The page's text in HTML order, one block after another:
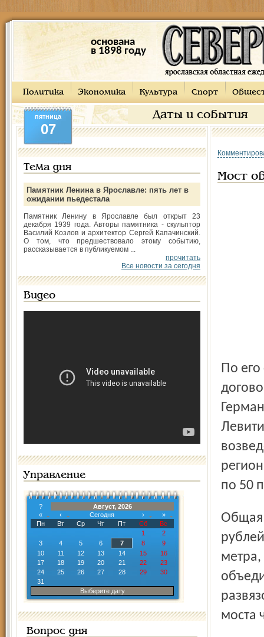
основана
в 1898 году
Политика Экономика Культура Спорт
Даты и события
пятница
07
Тема дня
Памятник Ленина в Ярославле: пять лет в
ожидании пьедестала
Памятник Ленину в Ярославле был открыт 23
декабря 1939 года. Авторы памятника - скульптор
Василий Козлов и архитектор Сергей Капачинский.
О том, что предшествовало этому событию,
рассказывается в публикуемом ...
прочитать
Все новости за сегодня
Видео
Управление
?
Август, 2026
«
‹ Сегодня ›
»
Пн
Вт Ср Чт Пт Сб
Вс
1
2
3
4 5 6 7 8
9
10
11 12 13 14 15
16
17
18 19 20 21 22
23
24
25 26 27 28 29
30
31
Выберите дату
Вопрос дня
Мост
По его словам, в конце прошлой недели была достигнута
по 50
Общая стоимость строительства оценивается в 5 млрд.
моста